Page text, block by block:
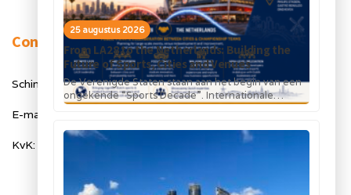
25 augustus 2026
From LA28 to the Netherlands: Building the
Future of Sports, Cities and Venues
De Verenigde Staten staan aan het begin van een
ongekende “Sports Decade”. Internationale
topsportevenementen en grote investeringen in
Contact
Schimmelt 40, 5611 ZX Eindhoven
E-mail: info@orangesportsforum.com
KvK: 50334905